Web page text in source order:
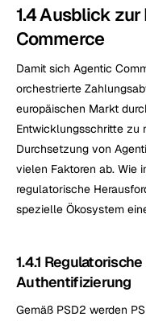
1.4 Ausblick
Commerce
Damit sich Agentic
orchestrierte
europäischen Markt
Entwicklungsschritte zu
Durchsetzung von
vielen Faktoren ab. Wie
regulatorische
spezielle Ökosystem
1.4.1
Authentifizierung
Gemäß PSD2 werden